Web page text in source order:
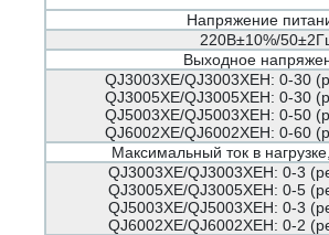
Напряжение
220В±10%/
Выходное
QJ3003XE/QJ3003XEН: 0-30
QJ3005XE/QJ3005XEН: 0-30
QJ5003XE/QJ5003XEН: 0-50
QJ6002XE/QJ6002XEН: 0-60
Максимальный ток в
QJ3003XE/QJ3003XЕН: 0-3
QJ3005XE/QJ3005XEН: 0-5
QJ5003XE/QJ5003XEН: 0-3
QJ6002XE/QJ6002XEН: 0-2